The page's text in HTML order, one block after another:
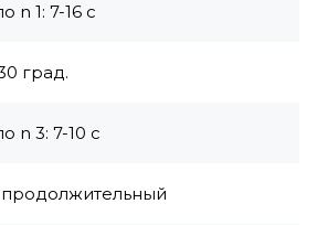
n 1: 7-16 с
град.
n 3: 7-10 с